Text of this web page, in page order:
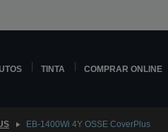
TINTA COMPRAR ONLINE
EB-1400Wi 4Y OSSE CoverPlus